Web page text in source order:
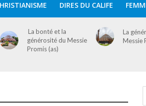
DIRES DU CALIFE
La bonté et la
générosité du Messie
Promis (as)
La
Messie